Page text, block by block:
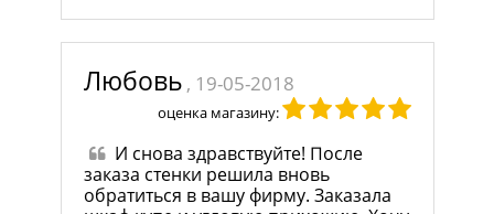
Любовь , 19-05-2018
оценка магазину:
И снова здравствуйте! После
заказа стенки решила вновь
обратиться в вашу фирму. Заказала